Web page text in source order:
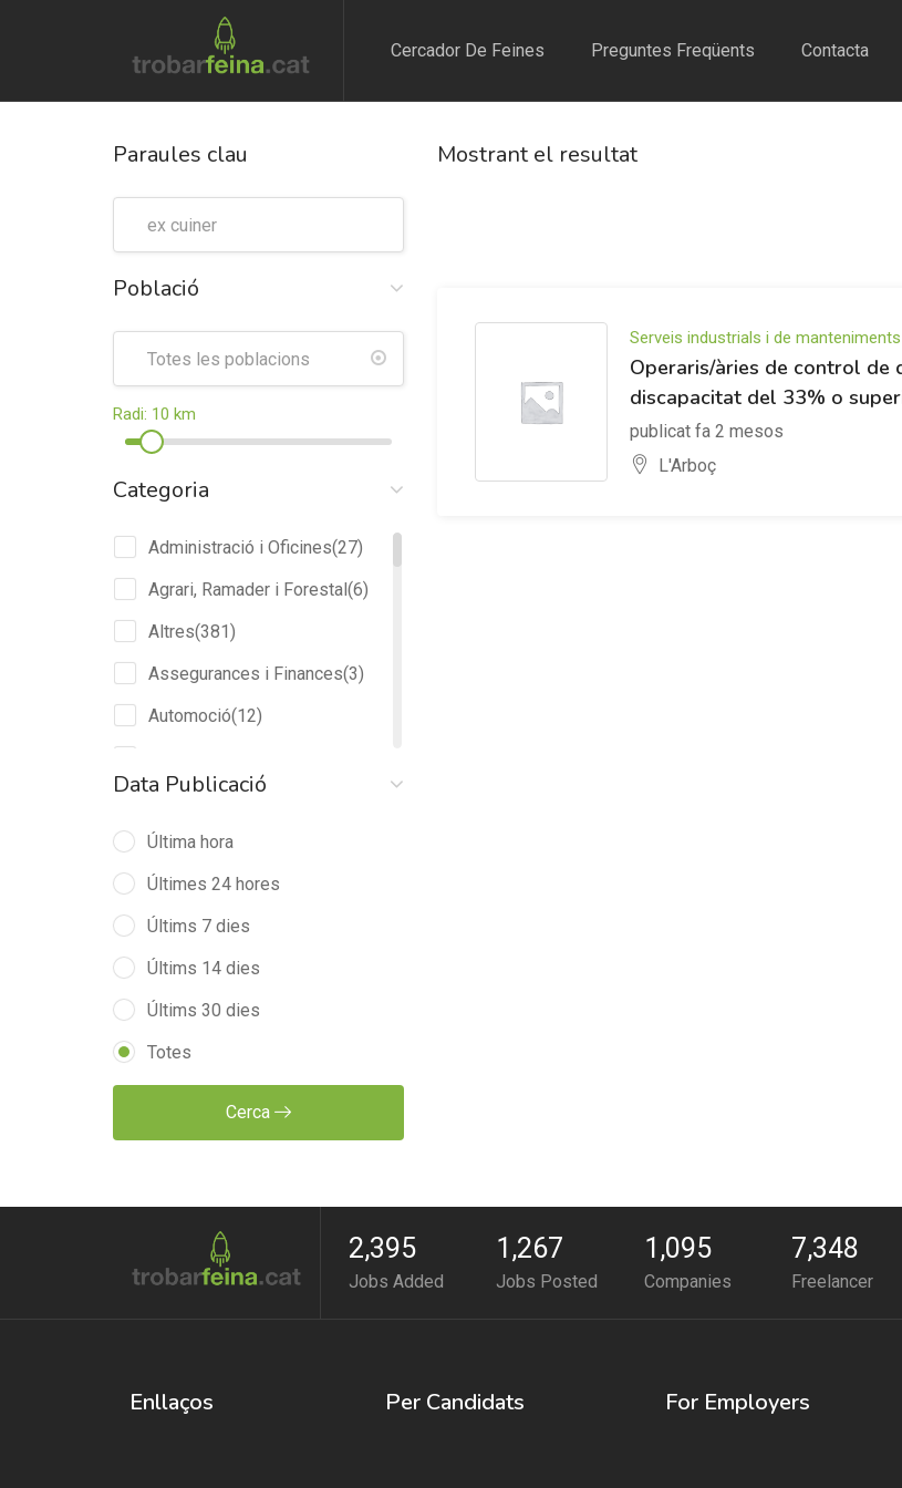
Cercador De Feines Preguntes Freqüents Contacta
Paraules clau
Població
Radi: 10 km
Categoria
Administració i Oficines(27)
Agrari, Ramader i Forestal (6)
Altres(381)
Assegurances i Finances(3)
Automoció(12)
Edificació i Obres Públiques
Indústria Pesada i de
Construccions Metàl.liques
Begudes i Tabac
(5)
propis
Màrqueting, Vendes i Publicitat
(21)
Data Publicació
Última hora
Últimes 24 hores
Últims 7 dies
Últims 14 dies
Últims 30 dies
Totes
Cerca
Mostrant el resultat
Serveis industrials i de manteniments
Operaris/àries de control
discapacitat del 33% o
publicat fa 2 mesos
L'Arboç
2,395
Jobs Added
1,267
Jobs Posted
1,095
Companies
7,348
Freelancer
Enllaços Per Candidats For Employers